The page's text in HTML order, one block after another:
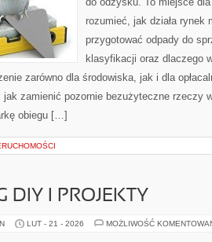
rozumieć, jak działa rynek
przygotować odpady do
klasyfikacji oraz dlaczego
zarówno dla środowiska, jak i dla
zamienić pozornie bezużyteczne rzeczy
obiegu […]
DIY I PROJEKTY
LUT - 21 - 2026 MOŻLIWOŚĆ